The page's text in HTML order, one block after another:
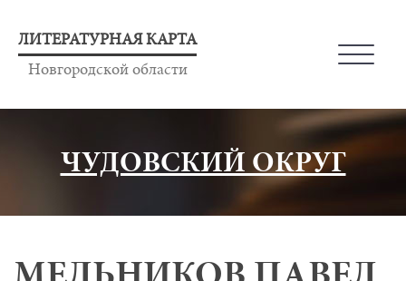
ЛИТЕРАТУРНАЯ КАРТА
Новгородской области
ЧУДОВСКИЙ ОКРУГ